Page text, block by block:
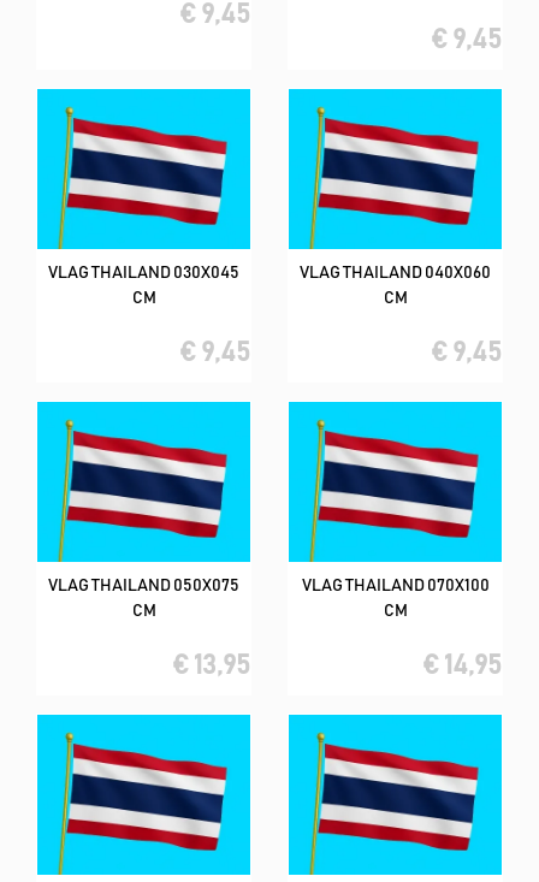
€ 9,45
€ 9,45
VLAG THAILAND 030X045
CM
€ 9,45
VLAG THAILAND 040X060
CM
€ 9,45
VLAG THAILAND 050X075
CM
€ 13,95
VLAG THAILAND 070X100
CM
€ 14,95